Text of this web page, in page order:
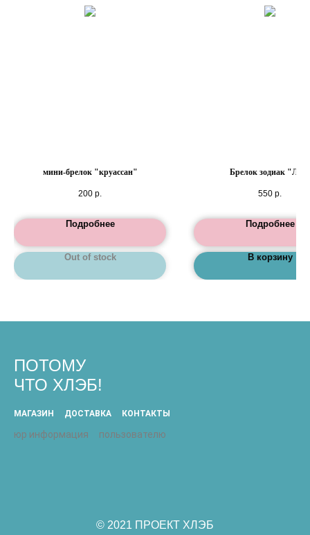
мини-брелок "круассан"
200 р.
Подробнее
Out of stock
Брелок зодиак "Лев"
550 р.
Подробнее
В корзину
ПОТОМУ
ЧТО ХЛЭБ!
МАГАЗИН ДОСТАВКА КОНТАКТЫ
юр информация пользователю
© 2021 ПРОЕКТ ХЛЭБ